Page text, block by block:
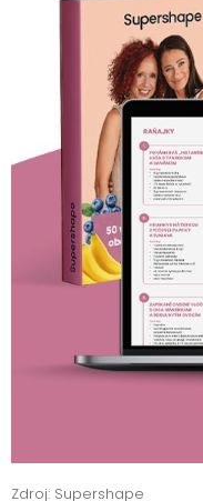
Zdroj: Supershape